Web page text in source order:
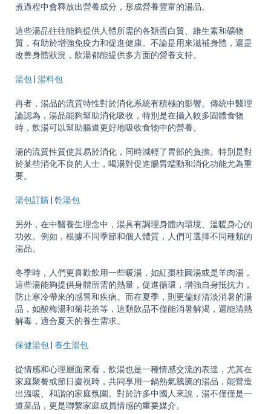
煮過程中會釋放出營養成分，形成營養豐富的湯品。
這些湯品往往能夠提供人體所需的各類蛋白質、維生素和礦物
質，有助於增強免疫力和促進健康。不論是用來滋補身體，還是
改善身體狀況，飲湯都能提供多方面的營養支持。
湯包 湯料包
再者，湯品的流質特性對於消化系統有積極的影響。傳統中醫理
論認為，湯品能夠幫助消化吸收，特別是在攝入較多固體食物
時，飲湯可以幫助腸道更好地吸收食物中的營養。
湯的流質性質使其易於消化，同時減輕了胃部的負擔。特別是對
於某些消化不良的人士，喝湯對促進腸胃蠕動和消化功能尤為重
要。
湯包訂購 乾湯包
另外，在中醫養生理念中，湯具有調理身體內環境、溫暖身心的
功效。例如，根據不同季節和個人體質，人們可選擇不同種類的
湯品。
冬季時，人們更喜歡飲用一些暖湯，如紅棗桂圓湯或是羊肉湯，
這些湯能夠提供身體所需的熱量，促進循環，增強自身抵抗力，
防止寒冷帶來的感冒和疾病。而在夏季，則更偏好清淡消暑的湯
品，如酸梅湯和菊花茶等，這類飲品不僅能消暑解渴，還能清熱
解毒，適合夏天的養生需求。
保健湯包 養生湯包
從情感和心理層面來看，飲湯也是一種情感交流的表達，尤其在
家庭聚餐或節日慶祝時，共同享用一鍋熱氣騰騰的湯品，能營造
出溫暖、和諧的家庭氛圍。對於許多中國人來說，湯不僅僅是一
道菜品，更是聯繫家庭成員情感的重要媒介。